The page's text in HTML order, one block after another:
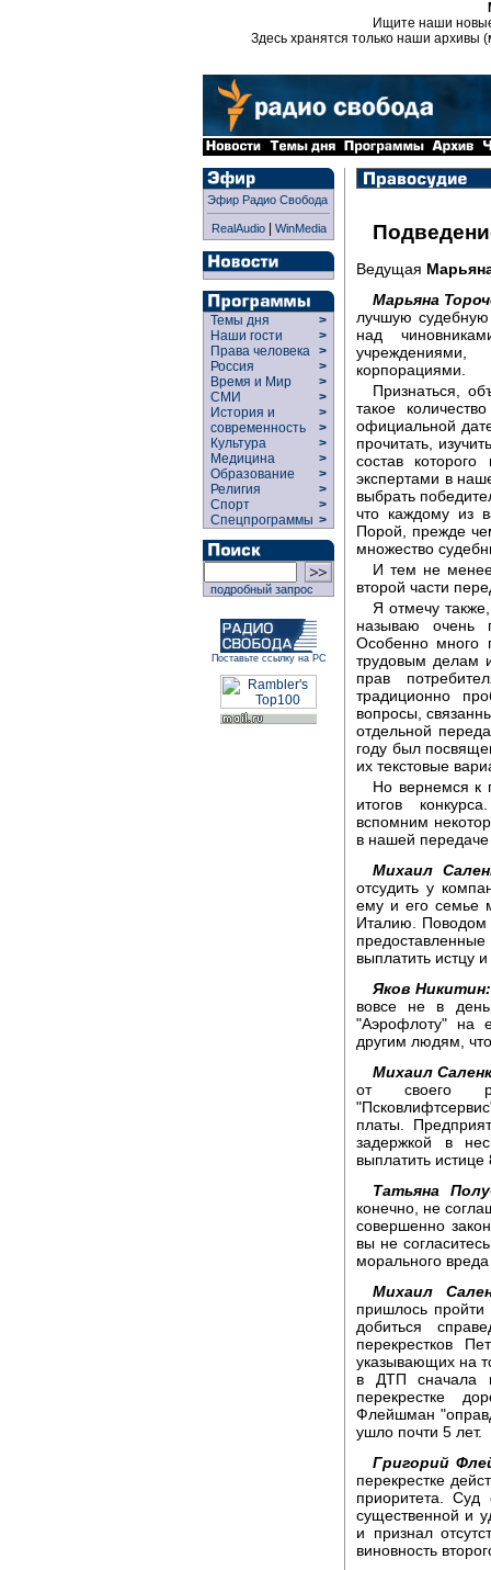
Ищите наши
Здесь хранятся только наши архивы
Эфир Радио Свобода
RealAudio| WinMedia
Темы дня
>
Наши гости
>
Права человека >
Россия
>
Время и Мир
>
СМИ
>
История и
современность
>
>
Культура
>
Медицина
>
Образование
>
Религия
>
Спорт
>
Спецпрограммы >
подробный запрос
Поставьте ссылку на РС
Ведущая
Марьяна
лучшую
над
корпорациями.
Признаться,
такое
официальной
прочитать,
состав
экспертами в
выбрать
что каждому из
Порой, прежде
множество
И тем не
второй части
Я отмечу
называю очень
Особенно много
трудовым делам
прав
традиционно
вопросы,
отдельной
году был
их текстовые
Но вернемся к
итогов
вспомним
в нашей передаче
Михаил
отсудить у
ему и его семье
Италию. Поводом
выплатить истцу
Яков Никитин:
вовсе не в
"Аэрофлоту" на
другим людям,
Михаил
от своего
платы.
задержкой в
выплатить
Татьяна
конечно, не
совершенно
вы не
морального
Михаил
пришлось
добиться
перекрестков
указывающих на
в ДТП сначала
перекрестке
Флейшман
ушло почти 5 лет.
Григорий
перекрестке
приоритета. Суд
существенной и
и признал
виновность